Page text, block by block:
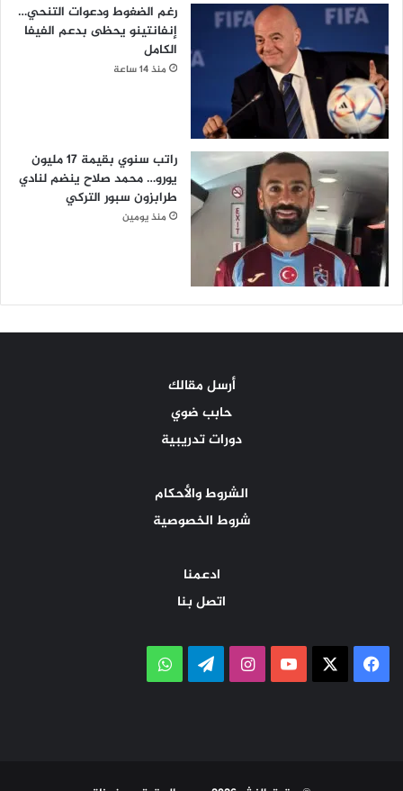
رغم الضغوط ودعوات التنحي…
إنفانتينو يحظى بدعم الفيفا
الكامل
منذ 14 ساعة
راتب سنوي بقيمة 17 مليون
يورو… محمد صلاح ينضم لنادي
طرابزون سبور التركي
منذ يومين
أرسل مقالك
حابب ضوي
دورات تدريبية
الشروط والأحكام
شروط الخصوصية
ادعمنا
اتصل بنا
فيسبوك ‫YouTubeانستقرامتيلقرامواتساب